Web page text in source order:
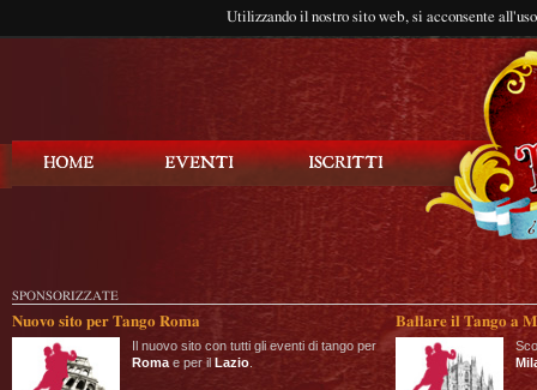
Utilizzando il nostro sito web, si acconsente
SPONSORIZZATE
Nuovo sito per Tango Roma
Il nuovo sito con tutti gli eventi di tango per
Roma e per il Lazio
Ballare il Tango a